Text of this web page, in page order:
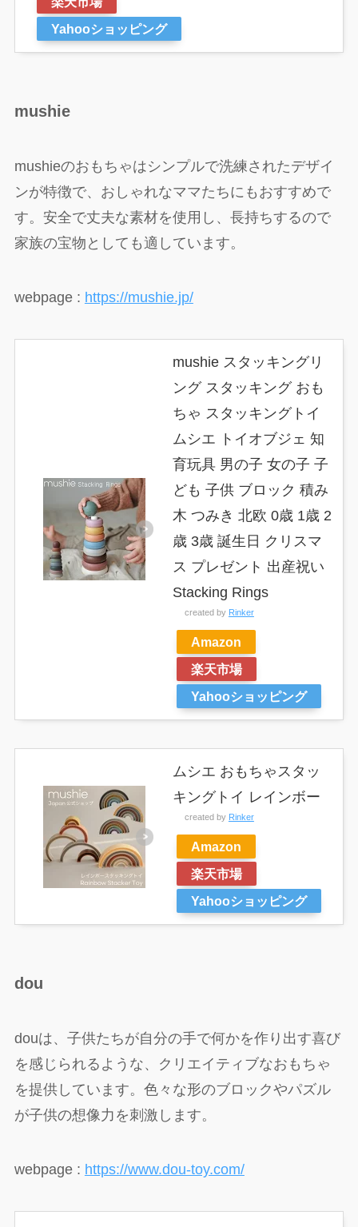
Yahooショッピング
mushie
mushieのおもちゃはシンプルで洗練されたデザイ
ンが特徴で、おしゃれなママたちにもおすすめで
す。安全で丈夫な素材を使用し、長持ちするので
家族の宝物としても適しています。
webpage : https://mushie.jp/
mushie スタッキングリ
ング スタッキング おも
ちゃ スタッキングトイ
ムシエ トイオブジェ 知
育玩具 男の子 女の子 子
ども 子供 ブロック 積み
木 つみき 北欧 0歳 1歳 2
歳 3歳 誕生日 クリスマ
ス プレゼント 出産祝い
Stacking Rings
created by Rinker
Amazon
楽天市場
Yahooショッピング
ムシエ おもちゃスタッ
キングトイ レインボー
created by Rinker
Amazon
楽天市場
Yahooショッピング
dou
douは、子供たちが自分の手で何かを作り出す喜び
を感じられるような、クリエイティブなおもちゃ
を提供しています。色々な形のブロックやパズル
が子供の想像力を刺激します。
webpage : https://www.dou-toy.com/